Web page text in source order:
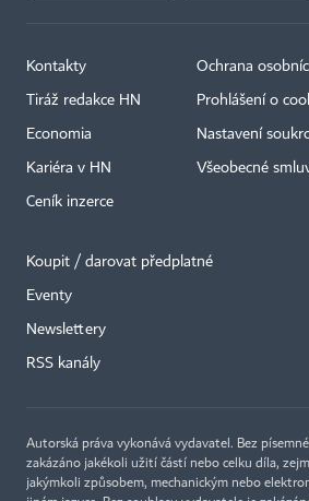
Kontakty
Tiráž redakce HN
Economia
Kariéra v HN
Ceník inzerce
Ochrana
Prohlášení o
Nastavení
Všeobecné
Koupit / darovat předplatné
Eventy
Newslettery
RSS kanály
Autorská práva vykonává vydavatel. Bez
zakázáno jakékoli užití částí nebo celku díla,
jakýmkoli způsobem, mechanickým nebo